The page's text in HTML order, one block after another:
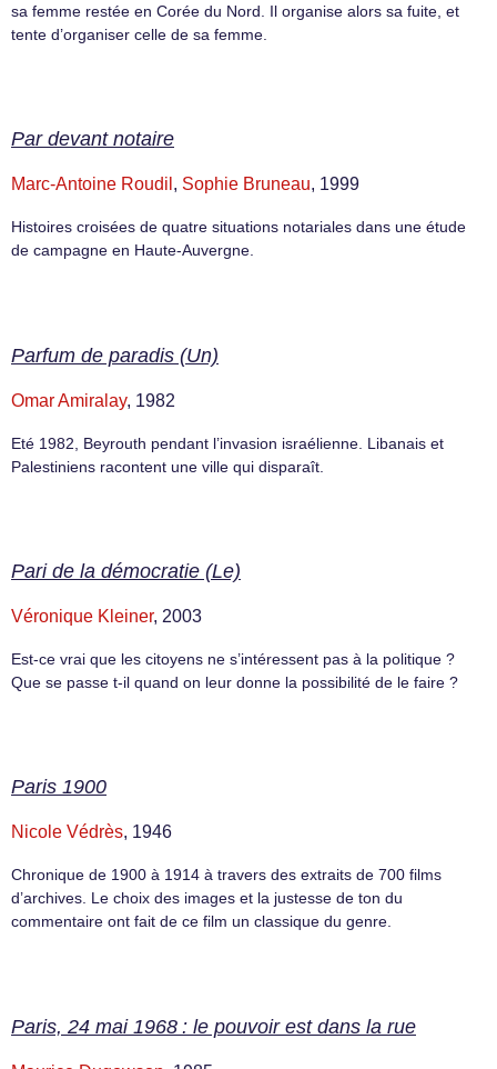
sa femme restée en Corée du Nord. Il organise alors sa fuite, et
tente d’organiser celle de sa femme.
Par devant notaire
Marc-Antoine Roudil , Sophie Bruneau, 1999
Histoires croisées de quatre situations notariales dans une étude
de campagne en Haute-Auvergne.
Parfum de paradis (Un)
Omar Amiralay, 1982
Eté 1982, Beyrouth pendant l’invasion israélienne. Libanais et
Palestiniens racontent une ville qui disparaît.
Pari de la démocratie (Le)
Véronique Kleiner, 2003
Est-ce vrai que les citoyens ne s’intéressent pas à la politique ?
Que se passe t-il quand on leur donne la possibilité de le faire ?
Paris 1900
Nicole Védrès, 1946
Chronique de 1900 à 1914 à travers des extraits de 700 films
d’archives. Le choix des images et la justesse de ton du
commentaire ont fait de ce film un classique du genre.
Paris, 24 mai 1968 : le pouvoir est dans la rue